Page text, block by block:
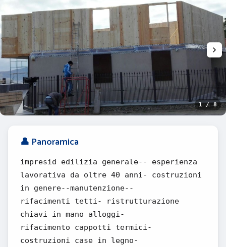
1 / 8
👤 Panoramica
impresid edilizia generale-- esperienza
lavorativa da oltre 40 anni- costruzioni
in genere--manutenzione--
rifacimenti tetti- ristrutturazione
chiavi in mano alloggi-
rifacimento cappotti termici-
costruzioni case in legno-